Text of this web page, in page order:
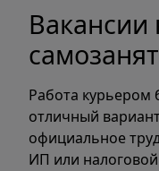
Вакансии
Работа курьером
отличный
официальное
ИП или налоговой